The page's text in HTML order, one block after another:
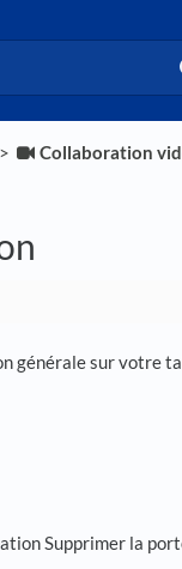
​ > ​ ​Collaboration
générale sur votre
Supprimer la